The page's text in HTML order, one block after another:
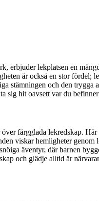
erbjuder lekplatsen en
är också en stor fördel;
stämningen och den trygga
sig hit oavsett var du
färgglada lekredskap.
viskar hemligheter genom
äventyr, där barnen
och glädje alltid är